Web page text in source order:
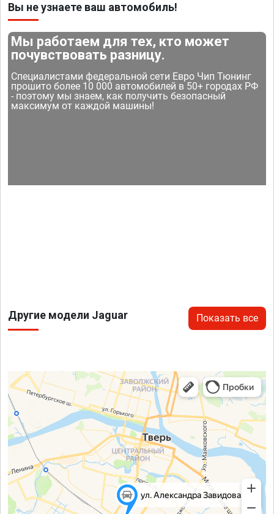
Вы не узнаете ваш автомобиль!
Мы работаем для тех, кто может
почувствовать разницу.
Специалистами федеральной сети Евро Чип Тюнинг
прошито более 10 000 автомобилей в 50+ городах РФ
- поэтому мы знаем, как получить безопасный
максимум от каждой машины!
Другие модели Jaguar Показать все